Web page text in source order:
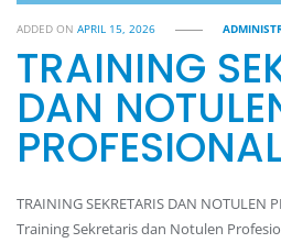
ADDED ONAPRIL 15, 2026
TRAINING
DAN
PROFESIONAL
TRAINING SEKRETARIS DAN NOTULEN
Training Sekretaris dan Notulen